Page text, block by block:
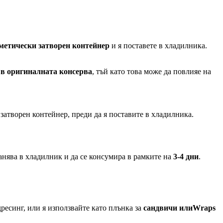
затворен контейнер и я поставете в хладилника.
оригиналната консерва, тъй като това може да повлияе на
контейнер, преди да я поставите в хладилника.
в хладилник и да се консумира в рамките на 3-4 дни.
или я използвайте като плънка за сандвичи илиWraps